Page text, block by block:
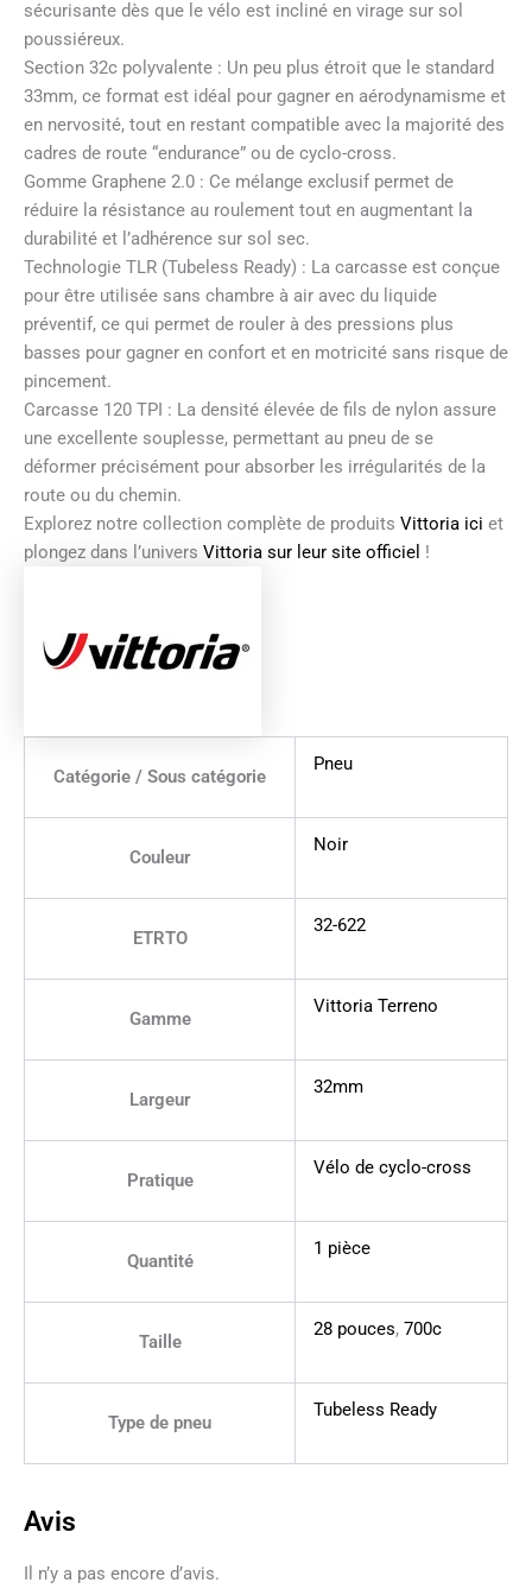
sécurisante dès que le vélo est incliné en virage sur sol
poussiéreux.
Section 32c polyvalente : Un peu plus étroit que le standard
33mm, ce format est idéal pour gagner en aérodynamisme et
en nervosité, tout en restant compatible avec la majorité des
cadres de route “endurance” ou de cyclo-cross.
Gomme Graphene 2.0 : Ce mélange exclusif permet de
réduire la résistance au roulement tout en augmentant la
durabilité et l’adhérence sur sol sec.
Technologie TLR (Tubeless Ready) : La carcasse est conçue
pour être utilisée sans chambre à air avec du liquide
préventif, ce qui permet de rouler à des pressions plus
basses pour gagner en confort et en motricité sans risque de
pincement.
Carcasse 120 TPI : La densité élevée de fils de nylon assure
une excellente souplesse, permettant au pneu de se
déformer précisément pour absorber les irrégularités de la
route ou du chemin.
Explorez notre collection complète de produits Vittoria ici et
plongez dans l’univers Vittoria sur leur site officiel !
Catégorie / Sous catégorie
Pneu
Couleur
Noir
ETRTO
32-622
Gamme
Vittoria Terreno
Largeur
32mm
Pratique
Vélo de cyclo-cross
Quantité
1 pièce
Taille
28 pouces, 700c
Type de pneu
Tubeless Ready
Avis
Il n’y a pas encore d’avis.